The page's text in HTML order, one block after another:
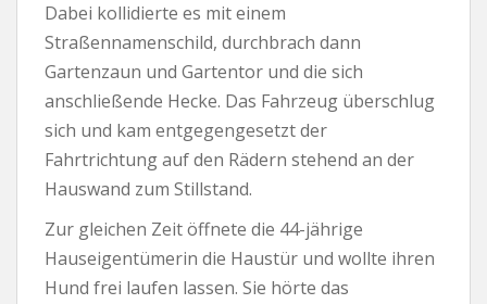
Dabei kollidierte es mit einem
Straßennamenschild, durchbrach dann
Gartenzaun und Gartentor und die sich
anschließende Hecke. Das Fahrzeug überschlug
sich und kam entgegengesetzt der
Fahrtrichtung auf den Rädern stehend an der
Hauswand zum Stillstand.
Zur gleichen Zeit öffnete die 44-jährige
Hauseigentümerin die Haustür und wollte ihren
Hund frei laufen lassen. Sie hörte das